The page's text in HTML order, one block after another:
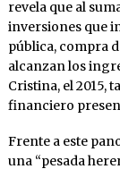
revela que al
inversiones que
pública, compra
alcanzan los
Cristina, el 2015,
financiero
Frente a este
una “pesada